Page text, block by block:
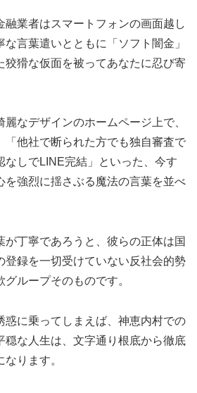
融業者はスマートフォンの画面越し
言葉遣いとともに「ソフト闇金」
狡猾な仮面を被ってあなたに忍び寄
なデザインのホームページ上で、
「他社で断られた方でも独自審査で
なしでLINE完結」といった、今す
を強烈に揺さぶる魔法の言葉を並べ
が丁寧であろうと、彼らの正体は国
登録を一切受けていない反社会的勢
ループそのものです。
惑に乗ってしまえば、神恵内村での
穏な人生は、文字通り根底から徹底
ります。